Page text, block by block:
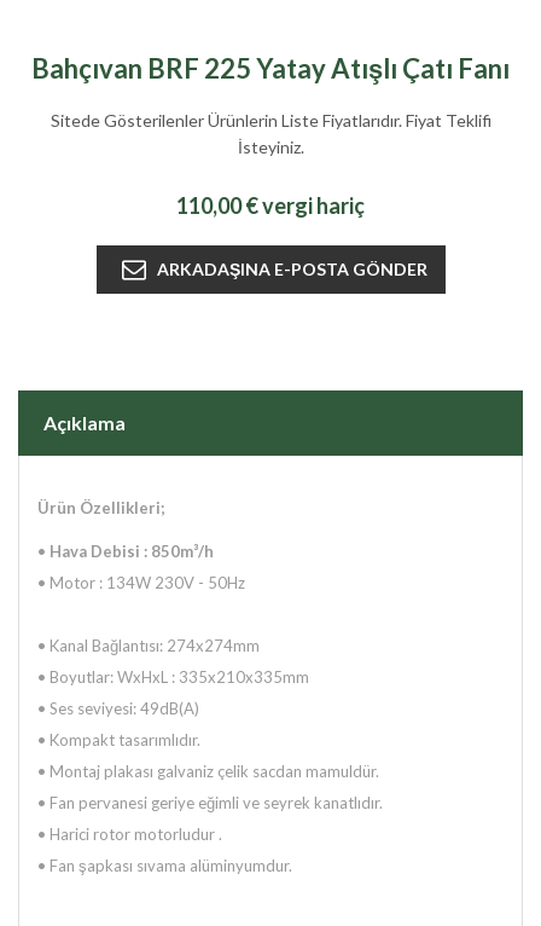
Bahçıvan BRF 225 Yatay Atışlı Çatı Fanı
Sitede Gösterilenler Ürünlerin Liste Fiyatlarıdır. Fiyat Teklifi
İsteyiniz.
110,00 € vergi hariç
Açıklama
Ürün Özellikleri;
• Hava Debisi : 850m³/h
• Motor : 134W 230V - 50Hz
• Kanal Bağlantısı: 274x274mm
• Boyutlar: WxHxL : 335x210x335mm
• Ses seviyesi: 49dB(A)
• Kompakt tasarımlıdır.
• Montaj plakası galvaniz çelik sacdan mamuldür.
• Fan pervanesi geriye eğimli ve seyrek kanatlıdır.
• Harici rotor motorludur .
• Fan şapkası sıvama alüminyumdur.